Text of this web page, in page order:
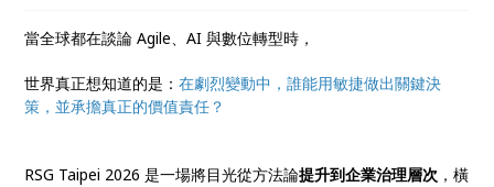
當全球都在談論 Agile、AI 與數位轉型時，
世界真正想知道的是：在劇烈變動中，誰能用敏捷做出關鍵決
策，並承擔真正的價值責任？
RSG Taipei 2026 是一場將目光從方法論提升到企業治理層次 ，橫